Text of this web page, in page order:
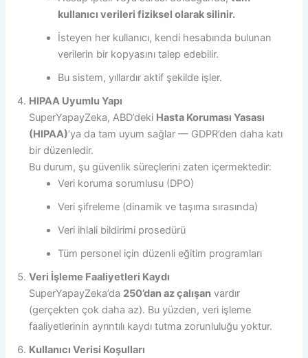
kullanıcı verileri fiziksel olarak silinir.
İsteyen her kullanıcı, kendi hesabında bulunan
verilerin bir kopyasını talep edebilir.
Bu sistem, yıllardır aktif şekilde işler.
HIPAA Uyumlu Yapı
SuperYapayZeka, ABD’deki Hasta Koruması Yasası
(HIPAA)’ya da tam uyum sağlar — GDPR’den daha katı
bir düzenledir.
Bu durum, şu güvenlik süreçlerini zaten içermektedir:
Veri koruma sorumlusu (DPO)
Veri şifreleme (dinamik ve taşıma sırasında)
Veri ihlali bildirimi prosedürü
Tüm personel için düzenli eğitim programları
Veri İşleme Faaliyetleri Kaydı
SuperYapayZeka’da 250’dan az çalışan vardır
(gerçekten çok daha az). Bu yüzden, veri işleme
faaliyetlerinin ayrıntılı kaydı tutma zorunluluğu yoktur.
Kullanıcı Verisi Koşulları